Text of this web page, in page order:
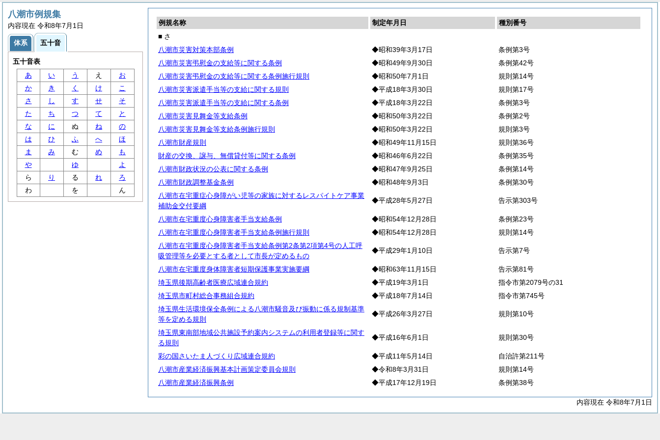
例規名称 制定年月日
種別番号
■ さ
八潮市災害対策本部条例
◆昭和39年3月17日
条例第3号
八潮市災害弔慰金の支給等に関する条例
◆昭和49年9月30日
条例第42号
八潮市災害弔慰金の支給等に関する条例施行規則
◆昭和50年7月1日
規則第14号
八潮市災害派遣手当等の支給に関する規則
◆平成18年3月30日
規則第17号
八潮市災害派遣手当等の支給に関する条例
◆平成18年3月22日
条例第3号
八潮市災害見舞金等支給条例
◆昭和50年3月22日
条例第2号
八潮市災害見舞金等支給条例施行規則
◆昭和50年3月22日
規則第3号
八潮市財産規則
◆昭和49年11月15日
規則第36号
財産の交換、譲与、無償貸付等に関する条例
◆昭和46年6月22日
条例第35号
八潮市財政状況の公表に関する条例
◆昭和47年9月25日
条例第14号
八潮市財政調整基金条例
◆昭和48年9月3日
条例第30号
八潮市在宅重症心身障がい児等の家族に対するレスパイトケア事業
補助金交付要綱
◆平成28年5月27日 告示第303号
八潮市在宅重度心身障害者手当支給条例 ◆昭和54年12月28日
条例第23号
八潮市在宅重度心身障害者手当支給条例施行規則
◆昭和54年12月28日
規則第14号
八潮市在宅重度心身障害者手当支給条例第2条第2項第4号の人工呼
吸管理等を必要とする者として市長が定めるもの
◆平成29年1月10日 告示第7号
八潮市在宅重度身体障害者短期保護事業実施要綱 ◆昭和63年11月15日
告示第81号
埼玉県後期高齢者医療広域連合規約
◆平成19年3月1日
指令市第2079号の31
埼玉県市町村総合事務組合規約
◆平成18年7月14日
指令市第745号
埼玉県生活環境保全条例による八潮市騒音及び振動に係る規制基準
等を定める規則
◆平成26年3月27日 規則第10号
埼玉県東南部地域公共施設予約案内システムの利用者登録等に関す
る規則
◆平成16年6月1日 規則第30号
彩の国さいたま人づくり広域連合規約 ◆平成11年5月14日
自治許第211号
八潮市産業経済振興基本計画策定委員会規則
◆令和8年3月31日
規則第14号
八潮市産業経済振興条例
◆平成17年12月19日 条例第38号
内容現在 令和8年7月1日
八潮市例規集
内容現在 令和8年7月1日
体系 五十音
五十音表
あ
い う え
お
か
き く け
こ
さ
し す せ
そ
た
ち つ て
と
な
に ぬ ね
の
は
ひ ふ へ
ほ
ま
み む め
も
や
ゆ
よ
ら
り る れ
ろ
わ
を ん